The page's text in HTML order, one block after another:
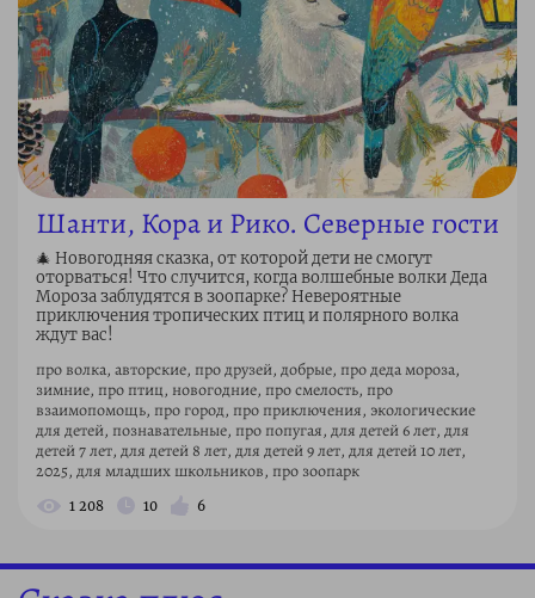
Шанти, Кора и Рико. Северные гости
🎄 Новогодняя сказка, от которой дети не смогут
оторваться! Что случится, когда волшебные волки Деда
Мороза заблудятся в зоопарке? Невероятные
приключения тропических птиц и полярного волка
ждут вас!
про волка, авторские, про друзей, добрые, про деда мороза,
зимние, про птиц, новогодние, про смелость, про
взаимопомощь, про город, про приключения, экологические
для детей, познавательные, про попугая, для детей 6 лет, для
детей 7 лет, для детей 8 лет, для детей 9 лет, для детей 10 лет,
2025, для младших школьников, про зоопарк
1 208 10 6